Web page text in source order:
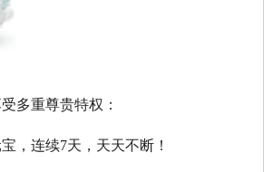
多重尊贵特权：
，连续7天，天天不断！